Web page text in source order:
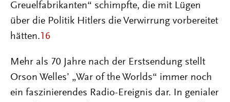
Greuelfabrikanten“ schimpfte, die mit Lügen
über die Politik Hitlers die Verwirrung vorbereitet
hätten. 16
Mehr als 70 Jahre nach der Erstsendung stellt
Orson Welles’ „War of the Worlds“ immer noch
ein faszinierendes Radio-Ereignis dar. In genialer